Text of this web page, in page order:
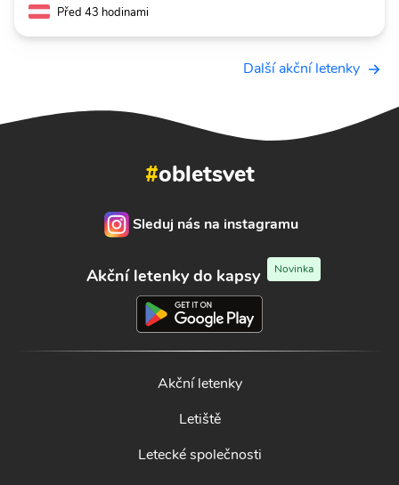
Před 43 hodinami
Další akční letenky
#obletsvet
Sleduj nás na instagramu
Akční letenky do kapsy Novinka
Akční letenky
Letiště
Letecké společnosti